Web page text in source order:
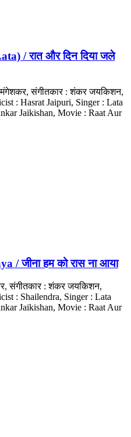
/ रात और दिन दिया जले
मंगेशकर, संगीतकार : शंकर जयकिशन,
: Hasrat Jaipuri, Singer : Lata
Jaikishan, Movie : Raat Aur
/ जीना हम को रास ना आया
संगीतकार : शंकर जयकिशन,
: Shailendra, Singer : Lata
Jaikishan, Movie : Raat Aur